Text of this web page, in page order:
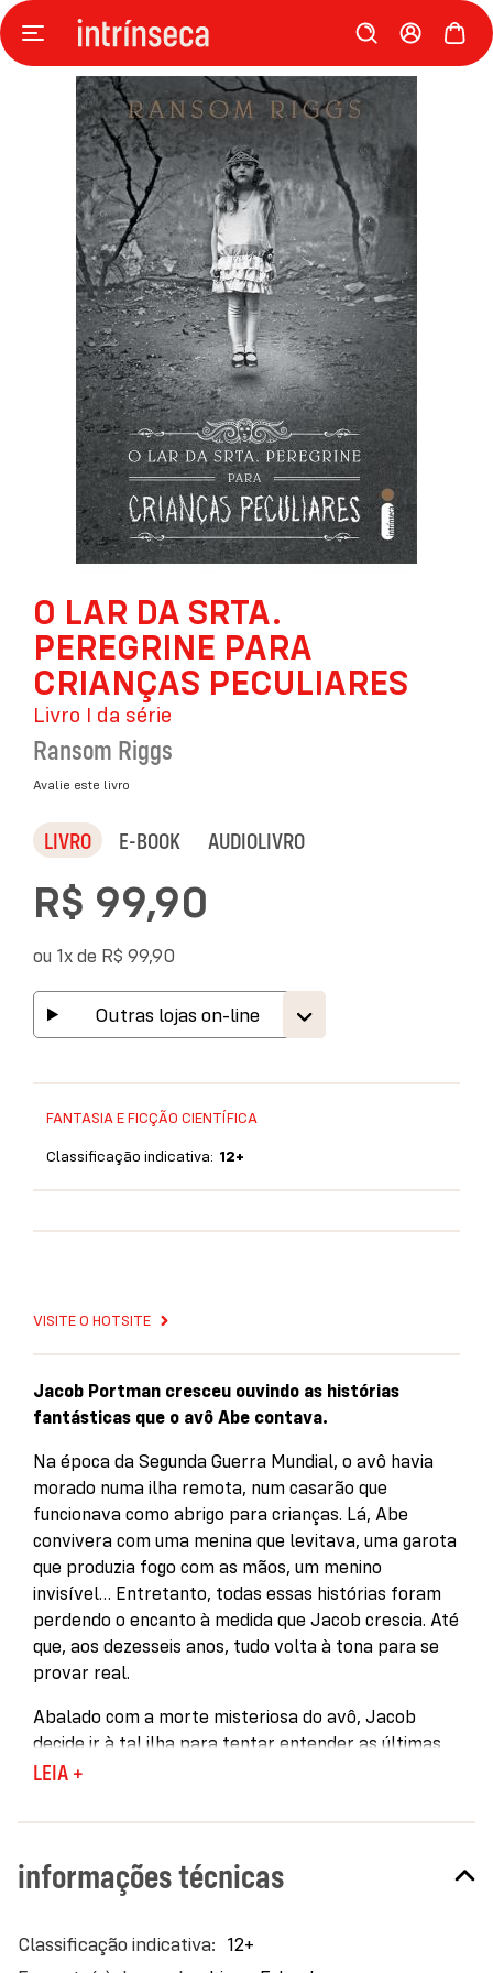
Galeria
imagens
O LAR DA SRTA.
PEREGRINE PARA
CRIANÇAS PECULIARES
Livro I da série
Ransom Riggs
Avalie este livro
LIVRO E-BOOK AUDIOLIVRO
R$ 99,90
ou 1x de R$ 99,90
Outras lojas on-line
FANTASIA E FICÇÃO CIENTÍFICA
Classificação indicativa: 12+
VISITE O HOTSITE
Jacob Portman cresceu ouvindo as histórias
fantásticas que o avô Abe contava.
Na época da Segunda Guerra Mundial, o avô havia
morado numa ilha remota, num casarão que
funcionava como abrigo para crianças. Lá, Abe
convivera com uma menina que levitava, uma garota
que produzia fogo com as mãos, um menino
invisível… Entretanto, todas essas histórias foram
perdendo o encanto à medida que Jacob crescia. Até
que, aos dezesseis anos, tudo volta à tona para se
provar real.
Abalado com a morte misteriosa do avô, Jacob
decide ir à tal ilha para tentar entender as últimas
palavras de Abe: “Encontre a ave. Na fenda. Do
casarão em ruínas, mas, ao passar por um túnel
atrás: em 3 setembro de 1940. Naquele lugar
protegido no tempo, ele conhece crianças com
todas as suas perguntas. Mas o fascínio inicial logo
LEIA +
informações técnicas
Mais
informações
12+